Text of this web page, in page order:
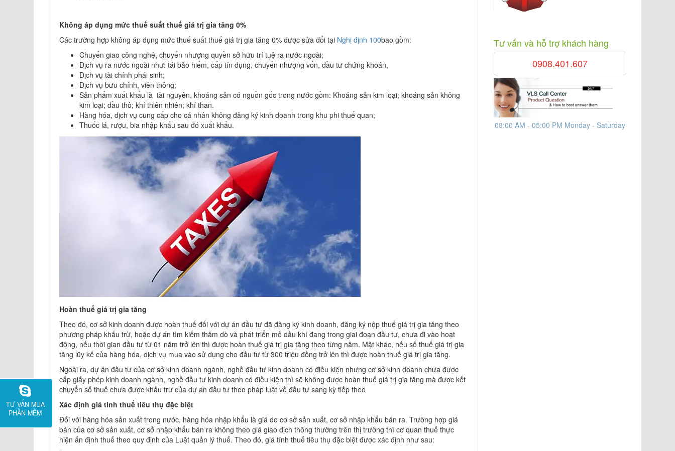
Không áp dụng mức thuế suất thuế giá trị gia tăng 0%
Các trường hợp không áp dụng mức thuế suất thuế giá trị gia tăng 0% được sửa đổi tại Nghị định 100bao gồm:
Chuyển giao công nghệ, chuyển nhượng quyền sở hữu trí tuệ ra nước ngoài;
Dịch vụ ra nước ngoài như: tái bảo hiểm, cấp tín dụng, chuyển nhượng vốn, đầu tư chứng khoán,
Dịch vụ tài chính phái sinh;
Dịch vụ bưu chính, viễn thông;
Sản phẩm xuất khẩu là tài nguyên, khoáng sản có nguồn gốc trong nước gồm: Khoáng sản kim loại; khoáng sản không
kim loại; dầu thô; khí thiên nhiên; khí than.
Hàng hóa, dịch vụ cung cấp cho cá nhân không đăng ký kinh doanh trong khu phi thuế quan;
Thuốc lá, rượu, bia nhập khẩu sau đó xuất khẩu.
Hoàn thuế giá trị gia tăng
Theo đó, cơ sở kinh doanh được hoàn thuế đối với dự án đầu tư đã đăng ký kinh doanh, đăng ký nộp thuế giá trị gia tăng theo
phương pháp khấu trừ, hoặc dự án tìm kiếm thăm dò và phát triển mỏ dầu khí đang trong giai đoạn đầu tư, chưa đi vào hoạt
động, nếu thời gian đầu tư từ 01 năm trở lên thì được hoàn thuế giá trị gia tăng theo từng năm. Mặt khác, nếu số thuế giá trị gia
tăng lũy kế của hàng hóa, dịch vụ mua vào sử dụng cho đầu tư từ 300 triệu đồng trở lên thì được hoàn thuế giá trị gia tăng.
Ngoài ra, dự án đầu tư của cơ sở kinh doanh ngành, nghề đầu tư kinh doanh có điều kiện nhưng cơ sở kinh doanh chưa được
cấp giấy phép kinh doanh ngành, nghề đầu tư kinh doanh có điều kiện thì sẽ không được hoàn thuế giá trị gia tăng mà được kết
chuyển số thuế chưa được khấu trừ của dự án đầu tư theo pháp luật về đầu tư sang kỳ tiếp theo
Xác định giá tính thuế tiêu thụ đặc biệt
Đối với hàng hóa sản xuất trong nước, hàng hóa nhập khẩu là giá do cơ sở sản xuất, cơ sở nhập khẩu bán ra. Trường hợp giá
bán của cơ sở sản xuất, cơ sở nhập khẩu bán ra không theo giá giao dịch thông thường trên thị trường thì cơ quan thuế thực
hiện ấn định thuế theo quy định của Luật quản lý thuế. Theo đó, giá tính thuế tiêu thụ đặc biệt được xác định như sau:
Tư vấn và hỗ trợ khách hàng
0908.401.607
08:00 AM - 05:00 PM Monday - Saturday
TƯ VẤN MUA
PHẦN MỀM